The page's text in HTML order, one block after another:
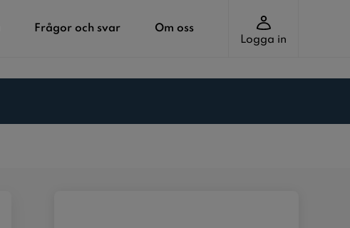
Frågor och svar
Om oss
Logga in